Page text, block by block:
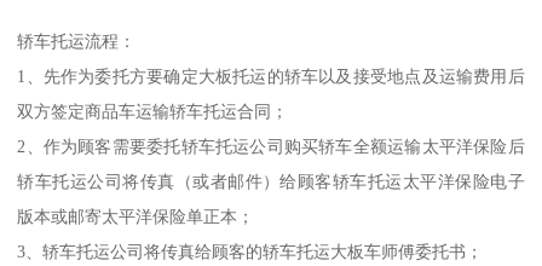
轿车托运流程：
1、先作为委托方要确定大板托运的轿车以及接受地点及运输费用后
双方签定商品车运输轿车托运合同；
2、作为顾客需要委托轿车托运公司购买轿车全额运输太平洋保险后
轿车托运公司将传真（或者邮件）给顾客轿车托运太平洋保险电子
版本或邮寄太平洋保险单正本；
3、轿车托运公司将传真给顾客的轿车托运大板车师傅委托书；